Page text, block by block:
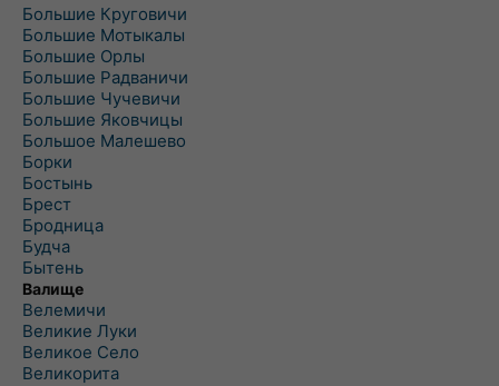
Большие Круговичи
Большие Мотыкалы
Большие Орлы
Большие Радваничи
Большие Чучевичи
Большие Яковчицы
Большое Малешево
Борки
Бостынь
Брест
Бродница
Будча
Бытень
Валище
Велемичи
Великие Луки
Великое Село
Великорита